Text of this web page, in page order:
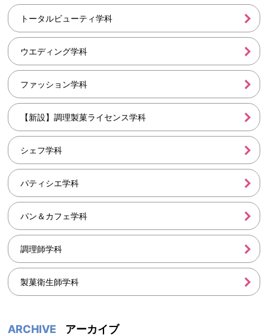
トータルビューティ学科
ウエディング学科
ファッション学科
【新設】調理製菓ライセンス学科
シェフ学科
パティシエ学科
パン＆カフェ学科
調理師学科
製菓衛生師学科
アーカイブ